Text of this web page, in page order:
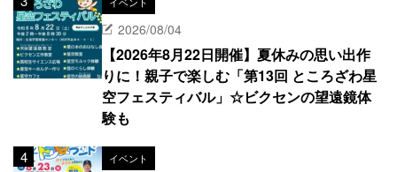
2026/08/04
【2026年8月22日開催】夏休みの思い出作
りに！親子で楽しむ「第13回 ところざわ星
空フェスティバル」☆ビクセンの望遠鏡体
験も
イベント